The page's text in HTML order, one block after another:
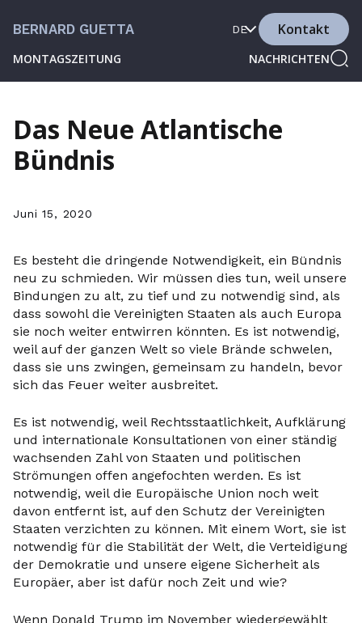
BERNARD GUETTA
MONTAGSZEITUNG NACHRICHTEN
DE Kontakt
Das Neue Atlantische
Bündnis
Juni 15, 2020
Es besteht die dringende Notwendigkeit, ein Bündnis
neu zu schmieden. Wir müssen dies tun, weil unsere
Bindungen zu alt, zu tief und zu notwendig sind, als
dass sowohl die Vereinigten Staaten als auch Europa
sie noch weiter entwirren könnten. Es ist notwendig,
weil auf der ganzen Welt so viele Brände schwelen,
dass sie uns zwingen, gemeinsam zu handeln, bevor
sich das Feuer weiter ausbreitet.
Es ist notwendig, weil Rechtsstaatlichkeit, Aufklärung
und internationale Konsultationen von einer ständig
wachsenden Zahl von Staaten und politischen
Strömungen offen angefochten werden. Es ist
notwendig, weil die Europäische Union noch weit
davon entfernt ist, auf den Schutz der Vereinigten
Staaten verzichten zu können. Mit einem Wort, sie ist
notwendig für die Stabilität der Welt, die Verteidigung
der Demokratie und unsere eigene Sicherheit als
Europäer, aber ist dafür noch Zeit und wie?
Wenn Donald Trump im November wiedergewählt